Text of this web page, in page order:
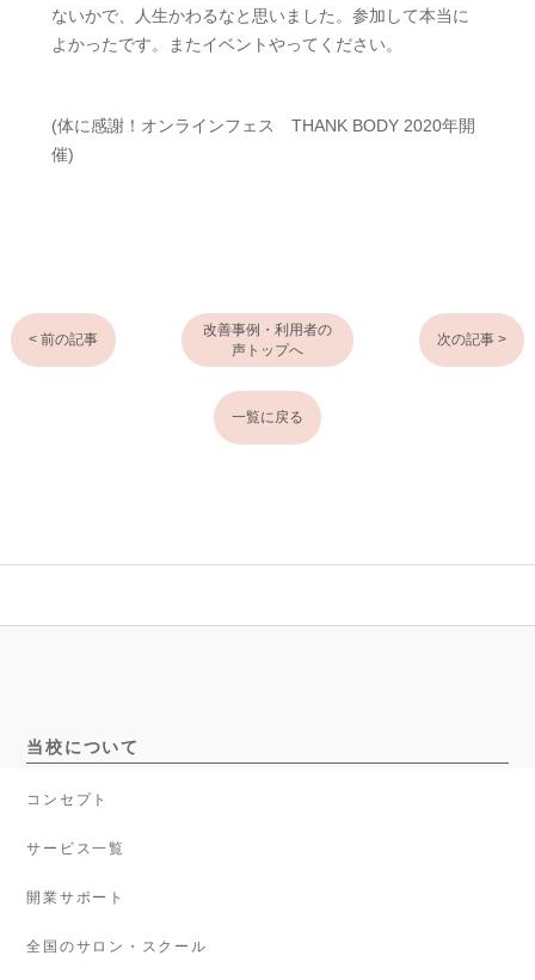
ないかで、人生かわるなと思いました。参加して本当に
よかったです。またイベントやってください。
(体に感謝！オンラインフェス THANK BODY 2020年開
催)
< 前の記事
改善事例・利用者の
声トップへ
次の記事 >
一覧に戻る
当校について
コンセプト
サービス一覧
開業サポート
全国のサロン・スクール